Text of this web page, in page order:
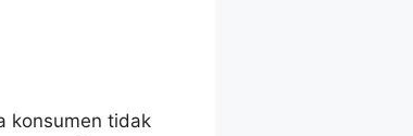
konsumen tidak